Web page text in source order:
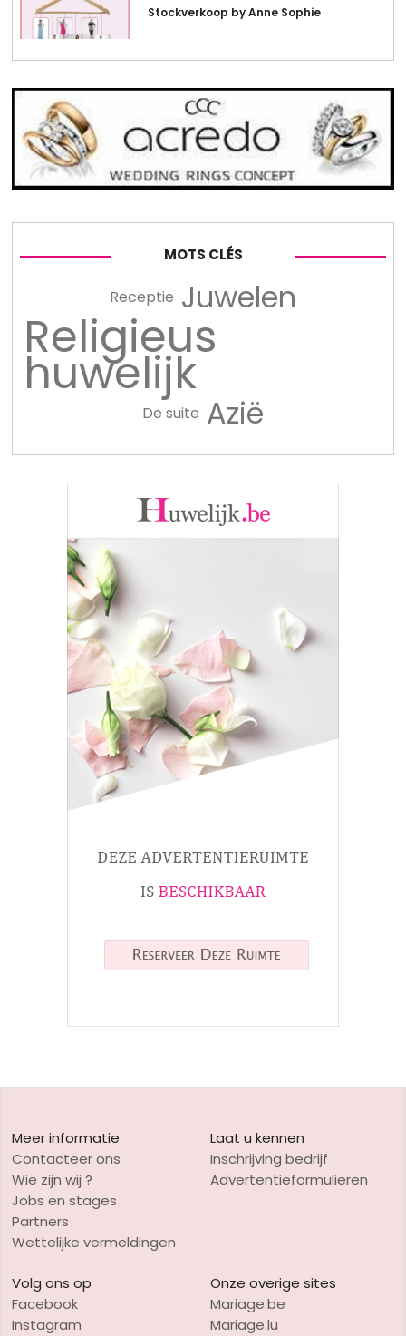
Stockverkoop by Anne Sophie
MOTS CLÉS
Receptie Juwelen
Religieus
huwelijk
De suite Azië
Meer informatie
Contacteer ons
Wie zijn wij ?
Jobs en stages
Partners
Wettelijke vermeldingen
Laat u kennen
Inschrijving bedrijf
Advertentieformulieren
Volg ons op
Facebook
Instagram
Onze overige sites
Mariage.be
Mariage.lu